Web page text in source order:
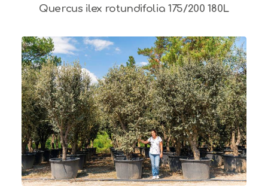
Quercus ilex rotundifolia 175/200 180L